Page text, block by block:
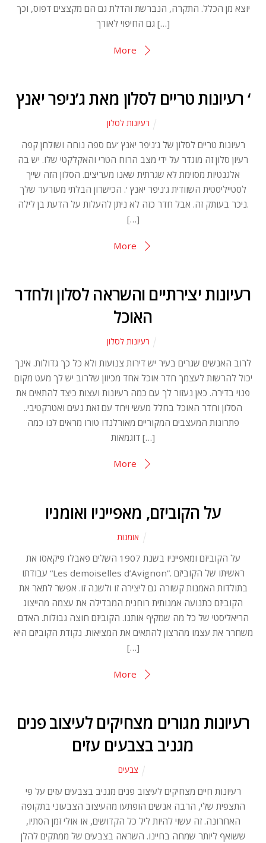
יוצא מן הכלל. התקרה, הנברשת והדלת גם הם מקצצים דפוס, וכך
גם החיפוי לאורך […]
More
רעיונות טריים לסלון מאת ג’ניפר יאנץ ‘
רעיונות לסלון
רעיונות טריים לסלון של ג’ניפר יאנץ ‘עם ספה נוחה ושולחן קפה
רעיון סלון זה מוגדר על ידי מצב הרוח הטרי והאקלקטי שלו. יש בה
אלגנטיות מסוימת לא שגרתית שאנו מעריצים. הסלון הזה שייך
לסטייליסטית השוודית ג’ניפר יאנץ ‘. הכישרון הבלתי מעורער שלך
ניכר בעותק זה. אבל חדר כזה לא ניתן להעלות על הדעת בן לילה.
[…]
More
רעיונות יצירתיים והשראה לסלון ולחדר
האוכל
רעיונות לסלון
לרוב האנשים שגרים בעיר יש דירות צנועות ולא כל כך גדולות. אינך
יכול להרשות לעצמך חדר אוכל אחד מכיוון שלרוב יש לך מעט מקום
פנוי בדירה. כאן נעזור לך עם כמה רעיונות ועצות כיצד להתאים את
הסלון וחדר האוכל בחלל מעשי ויחד עם זאת נעים ואטרקטיבי..
פתרונות המעצבים המקוריים מאורלנדו טורו מראים לנו כמה
דוגמאות […]
More
על הקוביזם, מאפייניו ואומניו
אומנות
על הקוביזם ומאפייניו בשנת 1907 השלים פאבלו פיקאסו את
עבודתו “Les demoiselles d’Avignon”. ראשיתו של הקוביזם
בתולדות האמנות קשורה גם ליצירה זו ולשנה זו. אפשר לתאר את
הקוביזם כתנועה אמנותית רוחנית המבדילה את עצמה מהייצוג
הריאליסטי של כל מה שמקיף אותנו. הקוביזם חוצה גבולות. האדם
משחרר את עצמו מהרצון להתאים את המציאות. נקודת הקוביזם היא
[…]
More
רעיונות מגורים מצחיקים לעיצוב פנים
מגניב בצבעים עזים
צבעים
רעיונות חיים מצחיקים לעיצוב פנים מגניב בצבעים עזים על פי
התצפית שלי, הרבה אנשים הופתעו מהעיצוב הצבעוני בתקופה
האחרונה. זה עשוי להיות ליל כל הקדושים, או אולי זמן הסתיו,
ששואף ליותר שמחה בחיינו. השראה בצבעים של ממתקים להלן